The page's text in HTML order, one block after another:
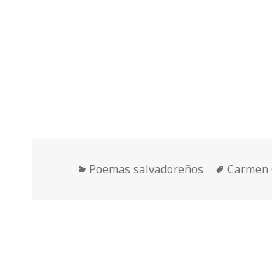
Categorías
Poemas salvadoreños Carmen